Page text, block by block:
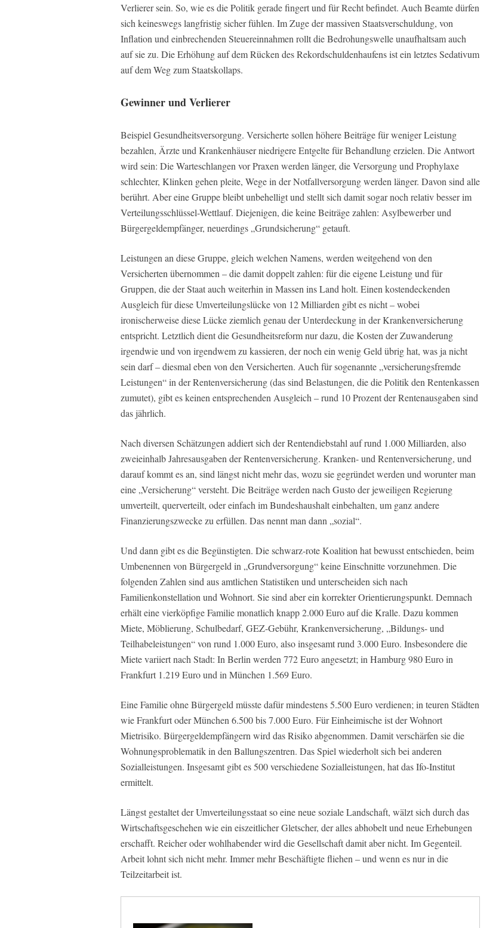
Verlierer sein. So, wie es die Politik gerade fingert und für Recht befindet. Auch Beamte dürfen
sich keineswegs langfristig sicher fühlen. Im Zuge der massiven Staatsverschuldung, von
Inflation und einbrechenden Steuereinnahmen rollt die Bedrohungswelle unaufhaltsam auch
auf sie zu. Die Erhöhung auf dem Rücken des Rekordschuldenhaufens ist ein letztes Sedativum
auf dem Weg zum Staatskollaps.
Gewinner und Verlierer
Beispiel Gesundheitsversorgung. Versicherte sollen höhere Beiträge für weniger Leistung
bezahlen, Ärzte und Krankenhäuser niedrigere Entgelte für Behandlung erzielen. Die Antwort
wird sein: Die Warteschlangen vor Praxen werden länger, die Versorgung und Prophylaxe
schlechter, Klinken gehen pleite, Wege in der Notfallversorgung werden länger. Davon sind alle
berührt. Aber eine Gruppe bleibt unbehelligt und stellt sich damit sogar noch relativ besser im
Verteilungsschlüssel-Wettlauf. Diejenigen, die keine Beiträge zahlen: Asylbewerber und
Bürgergeldempfänger, neuerdings „Grundsicherung“ getauft.
Leistungen an diese Gruppe, gleich welchen Namens, werden weitgehend von den
Versicherten übernommen – die damit doppelt zahlen: für die eigene Leistung und für
Gruppen, die der Staat auch weiterhin in Massen ins Land holt. Einen kostendeckenden
Ausgleich für diese Umverteilungslücke von 12 Milliarden gibt es nicht – wobei
ironischerweise diese Lücke ziemlich genau der Unterdeckung in der Krankenversicherung
entspricht. Letztlich dient die Gesundheitsreform nur dazu, die Kosten der Zuwanderung
irgendwie und von irgendwem zu kassieren, der noch ein wenig Geld übrig hat, was ja nicht
sein darf – diesmal eben von den Versicherten. Auch für sogenannte „versicherungsfremde
Leistungen“ in der Rentenversicherung (das sind Belastungen, die die Politik den Rentenkassen
zumutet), gibt es keinen entsprechenden Ausgleich – rund 10 Prozent der Rentenausgaben sind
das jährlich.
Nach diversen Schätzungen addiert sich der Rentendiebstahl auf rund 1.000 Milliarden, also
zweieinhalb Jahresausgaben der Rentenversicherung. Kranken- und Rentenversicherung, und
darauf kommt es an, sind längst nicht mehr das, wozu sie gegründet werden und worunter man
eine „Versicherung“ versteht. Die Beiträge werden nach Gusto der jeweiligen Regierung
umverteilt, querverteilt, oder einfach im Bundeshaushalt einbehalten, um ganz andere
Finanzierungszwecke zu erfüllen. Das nennt man dann „sozial“.
Und dann gibt es die Begünstigten. Die schwarz-rote Koalition hat bewusst entschieden, beim
Umbenennen von Bürgergeld in „Grundversorgung“ keine Einschnitte vorzunehmen. Die
folgenden Zahlen sind aus amtlichen Statistiken und unterscheiden sich nach
Familienkonstellation und Wohnort. Sie sind aber ein korrekter Orientierungspunkt. Demnach
erhält eine vierköpfige Familie monatlich knapp 2.000 Euro auf die Kralle. Dazu kommen
Miete, Möblierung, Schulbedarf, GEZ-Gebühr, Krankenversicherung, „Bildungs- und
Teilhabeleistungen“ von rund 1.000 Euro, also insgesamt rund 3.000 Euro. Insbesondere die
Miete variiert nach Stadt: In Berlin werden 772 Euro angesetzt; in Hamburg 980 Euro in
Frankfurt 1.219 Euro und in München 1.569 Euro.
Eine Familie ohne Bürgergeld müsste dafür mindestens 5.500 Euro verdienen; in teuren Städten
wie Frankfurt oder München 6.500 bis 7.000 Euro. Für Einheimische ist der Wohnort
Mietrisiko. Bürgergeldempfängern wird das Risiko abgenommen. Damit verschärfen sie die
Wohnungsproblematik in den Ballungszentren. Das Spiel wiederholt sich bei anderen
Sozialleistungen. Insgesamt gibt es 500 verschiedene Sozialleistungen, hat das Ifo-Institut
ermittelt.
Längst gestaltet der Umverteilungsstaat so eine neue soziale Landschaft, wälzt sich durch das
Wirtschaftsgeschehen wie ein eiszeitlicher Gletscher, der alles abhobelt und neue Erhebungen
erschafft. Reicher oder wohlhabender wird die Gesellschaft damit aber nicht. Im Gegenteil.
Arbeit lohnt sich nicht mehr. Immer mehr Beschäftigte fliehen – und wenn es nur in die
Teilzeitarbeit ist.